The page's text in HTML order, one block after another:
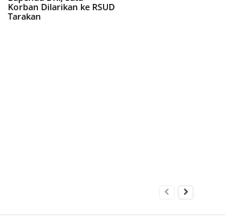
Korban Dilarikan ke RSUD
Tarakan